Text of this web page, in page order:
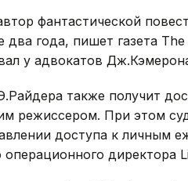
фантастической
два года, пишет газета
у адвокатов
также получит
режиссером. При этом
доступа к личным
операционного директора